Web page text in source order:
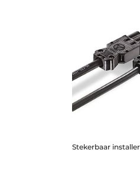
Stekerbaar